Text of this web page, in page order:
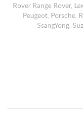
Rover Range Rover,
Peugeot, Porsche,
SsangYong,